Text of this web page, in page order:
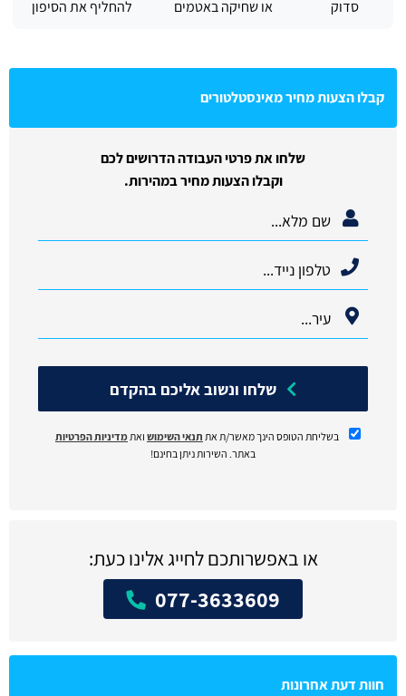
סדוק או שחיקה באטמים להחליף את הסיפון
קבלו הצעות מחיר מאינסטלטורים
שלחו את פרטי העבודה הדרושים לכם
וקבלו הצעות מחיר במהירות.
בשליחת הטופס הינך מאשר/ת את תנאי השימוש ואתמדיניות הפרטיות
באתר. השירות ניתן בחינם!
או באפשרותכם לחייג אלינו כעת:
077-3633609
חוות דעת אחרונות